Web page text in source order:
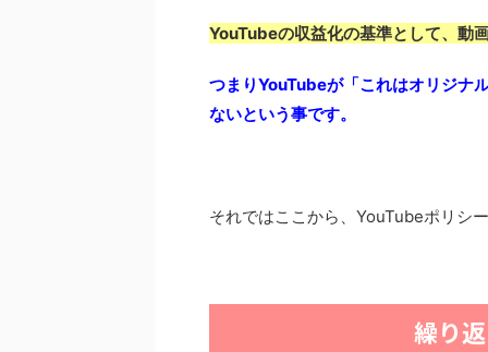
YouTubeの収益化の基準として、動
つまりYouTubeが「これはオリジナ
ないという事です。
それではここから、YouTubeポリシ
繰り